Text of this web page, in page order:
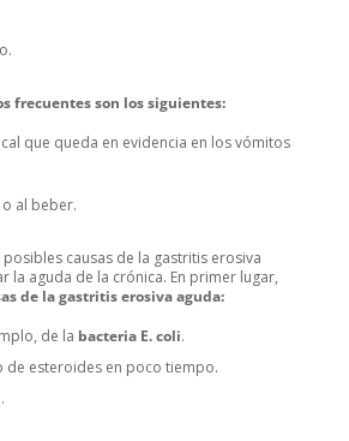
frecuentes son los siguientes:
que queda en evidencia en los vómitos
al beber.
causas de la gastritis erosiva
la aguda de la crónica. En primer lugar,
de la gastritis erosiva aguda:
de la bacteria E. coli.
de esteroides en poco tiempo.
.